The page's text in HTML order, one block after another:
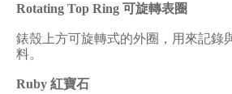
Rotating Top Ring 可旋轉表圈
錶殼上方可旋轉式的外圈，用來記錄
料。
Ruby 紅寶石